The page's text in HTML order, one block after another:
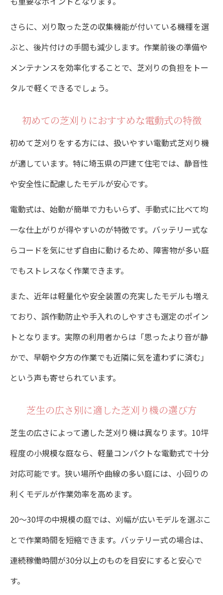
さらに、刈り取った芝の収集機能が付いている機種を選
ぶと、後片付けの手間も減少します。作業前後の準備や
メンテナンスを効率化することで、芝刈りの負担をトー
タルで軽くできるでしょう。
初めての芝刈りにおすすめな電動式の特徴
初めて芝刈りをする方には、扱いやすい電動式芝刈り機
が適しています。特に埼玉県の戸建て住宅では、静音性
や安全性に配慮したモデルが安心です。
電動式は、始動が簡単で力もいらず、手動式に比べて均
一な仕上がりが得やすいのが特徴です。バッテリー式な
らコードを気にせず自由に動けるため、障害物が多い庭
でもストレスなく作業できます。
また、近年は軽量化や安全装置の充実したモデルも増え
ており、誤作動防止や手入れのしやすさも選定のポイン
トとなります。実際の利用者からは「思ったより音が静
かで、早朝や夕方の作業でも近隣に気を遣わずに済む」
という声も寄せられています。
芝生の広さ別に適した芝刈り機の選び方
芝生の広さによって適した芝刈り機は異なります。10坪
程度の小規模な庭なら、軽量コンパクトな電動式で十分
対応可能です。狭い場所や曲線の多い庭には、小回りの
利くモデルが作業効率を高めます。
20〜30坪の中規模の庭では、刈幅が広いモデルを選ぶこ
とで作業時間を短縮できます。バッテリー式の場合は、
連続稼働時間が30分以上のものを目安にすると安心で
す。